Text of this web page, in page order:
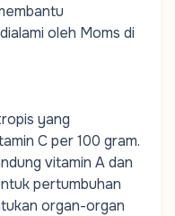
oleh Moms di
yang
C per 100 gram.
vitamin Adan
pertumbuhan
organ-organ